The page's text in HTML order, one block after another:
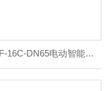
Q941F-16C-DN65电动智能一体化法兰球阀